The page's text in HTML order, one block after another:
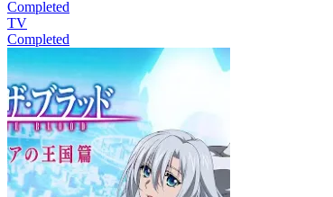
Completed
TV
Completed